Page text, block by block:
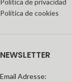
Política de privacidad
Política de cookies
NEWSLETTER
Email Adresse: